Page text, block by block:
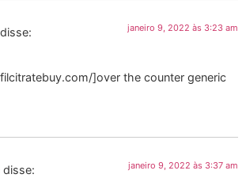
disse: janeiro 9, 2022 às 3:23 am
]over the counter generic
disse: janeiro 9, 2022 às 3:37 am